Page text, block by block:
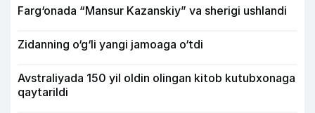
Farg‘onada “Mansur Kazanskiy” va sherigi ushlandi
Zidanning o‘g‘li yangi jamoaga o‘tdi
Avstraliyada 150 yil oldin olingan kitob kutubxonaga
qaytarildi